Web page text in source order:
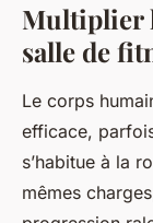
Multiplier
salle de
Le corps
efficace,
s’habitue à la
mêmes